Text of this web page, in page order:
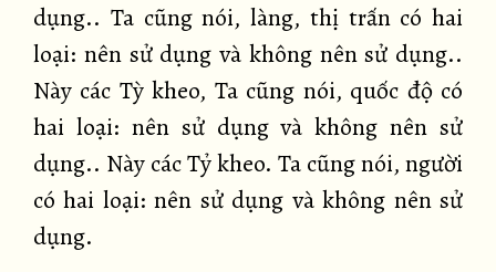
dụng.. Ta cũng nói, làng, thị trấn có hai
loại: nên sử dụng và không nên sử dụng..
Này các Tỳ kheo, Ta cũng nói, quốc độ có
hai loại: nên sử dụng và không nên sử
dụng.. Này các Tỷ kheo. Ta cũng nói, người
có hai loại: nên sử dụng và không nên sử
dụng.